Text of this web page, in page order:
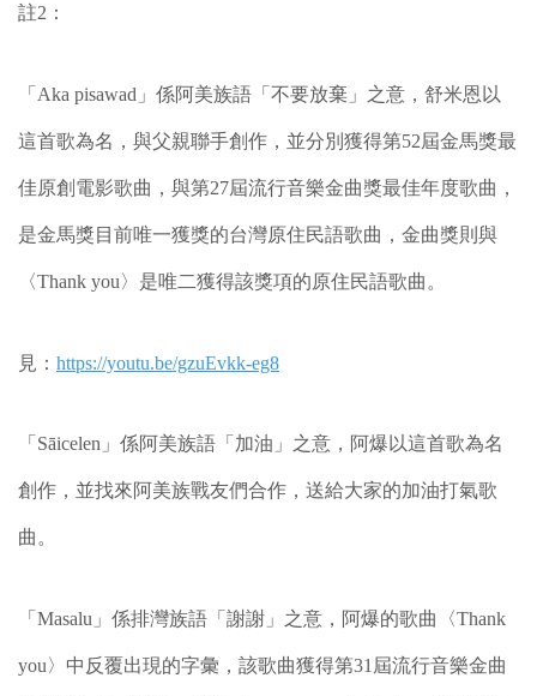
註2：
「Aka pisawad」係阿美族語「不要放棄」之意，舒米恩以
這首歌為名，與父親聯手創作，並分別獲得第52屆金馬獎最
佳原創電影歌曲，與第27屆流行音樂金曲獎最佳年度歌曲，
是金馬獎目前唯一獲獎的台灣原住民語歌曲，金曲獎則與
〈Thank you〉是唯二獲得該獎項的原住民語歌曲。
見： https://youtu.be/gzuEvkk-eg8
「Sāicelen」係阿美族語「加油」之意，阿爆以這首歌為名
創作，並找來阿美族戰友們合作，送給大家的加油打氣歌
曲。
「Masalu」係排灣族語「謝謝」之意，阿爆的歌曲〈Thank
you〉中反覆出現的字彙，該歌曲獲得第31屆流行音樂金曲